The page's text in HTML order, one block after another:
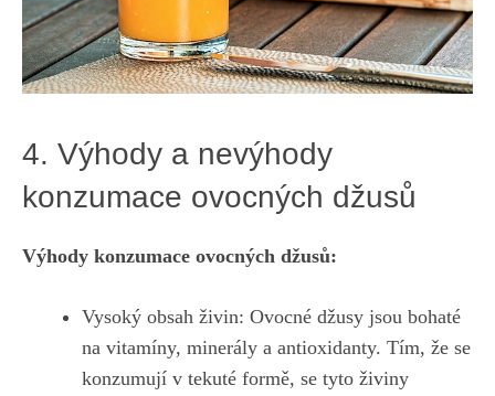
4. Výhody ‍a ⁣nevýhody
konzumace ovocných džusů
Výhody konzumace ovocných džusů:
Vysoký obsah‍ živin: Ovocné džusy⁤ jsou bohaté
⁢na vitamíny, minerály ⁣a antioxidanty. Tím, že se
‍konzumují v⁤ tekuté formě, se tyto živiny